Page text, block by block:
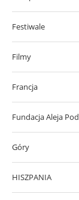
Festiwale
Filmy
Francja
Fundacja Aleja
Góry
HISZPANIA